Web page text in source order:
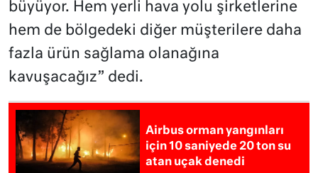
büyüyor. Hem yerli hava yolu şirketlerine
hem de bölgedeki diğer müşterilere daha
fazla ürün sağlama olanağına
kavuşacağız” dedi.
Airbus orman yangınları
için 10 saniyede 20 ton su
atan uçak denedi